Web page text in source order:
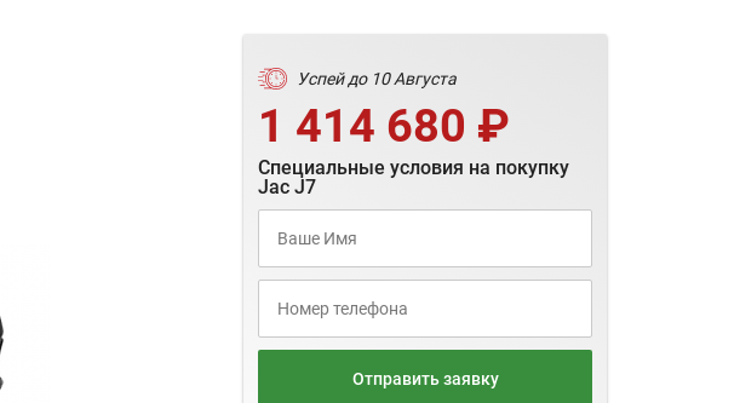
Успей до 10 Августа
1 414 680 ₽
Специальные условия на покупку
Jac J7
Отправить заявку